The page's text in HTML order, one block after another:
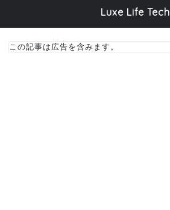
Luxe Life Tech
この記事は広告を含みます。